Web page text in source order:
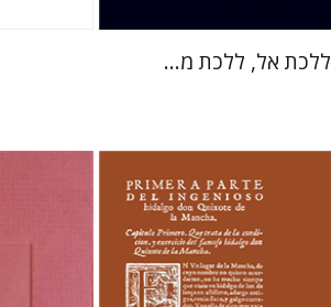
ללכת אל, ללכת מ...